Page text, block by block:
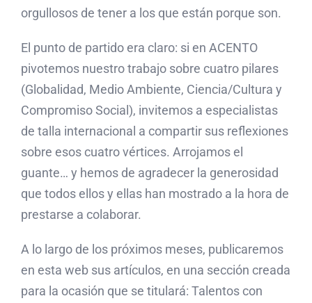
orgullosos de tener a los que están porque son.
El punto de partido era claro: si en ACENTO
pivotemos nuestro trabajo sobre cuatro pilares
(Globalidad, Medio Ambiente, Ciencia/Cultura y
Compromiso Social), invitemos a especialistas
de talla internacional a compartir sus reflexiones
sobre esos cuatro vértices. Arrojamos el
guante… y hemos de agradecer la generosidad
que todos ellos y ellas han mostrado a la hora de
prestarse a colaborar.
A lo largo de los próximos meses, publicaremos
en esta web sus artículos, en una sección creada
para la ocasión que se titulará: Talentos con